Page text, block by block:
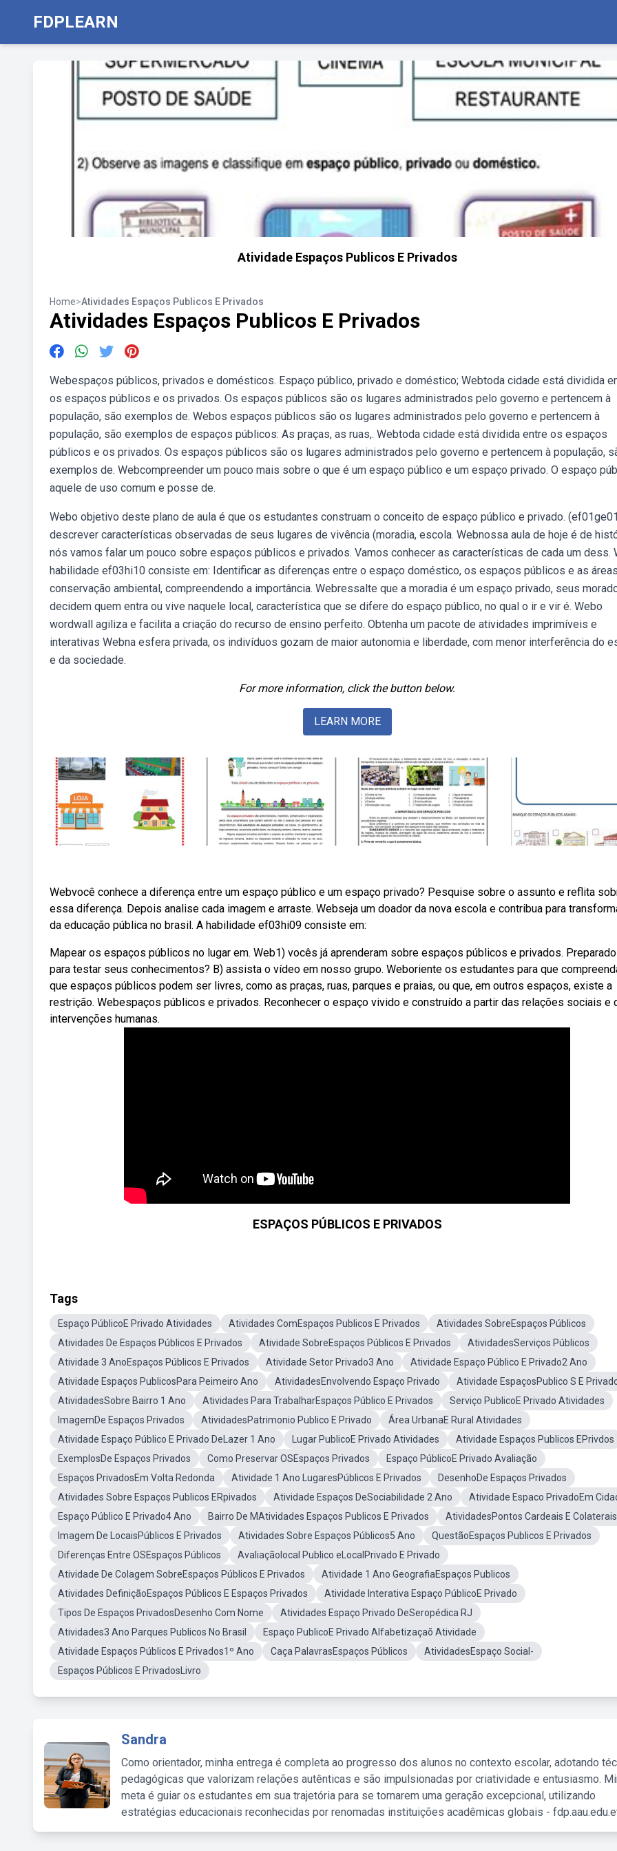
FDPLEARN
Atividade Espaços Publicos E Privados
Home>Atividades Espaços Publicos E Privados
Atividades Espaços Publicos E Privados
Webespaços públicos, privados e domésticos. Espaço público, privado e doméstico; Webtoda cidade está dividida
os espaços públicos e os privados. Os espaços públicos são os lugares administrados pelo governo e pertencem à
população, são exemplos de. Webos espaços públicos são os lugares administrados pelo governo e pertencem à
população, são exemplos de espaços públicos: As praças, as ruas,. Webtoda cidade está dividida entre os espaços
públicos e os privados. Os espaços públicos são os lugares administrados pelo governo e pertencem à população,
exemplos de. Webcompreender um pouco mais sobre o que é um espaço público e um espaço privado. O espaço
aquele de uso comum e posse de.
Webo objetivo deste plano de aula é que os estudantes construam o conceito de espaço público e privado.
descrever características observadas de seus lugares de vivência (moradia, escola. Webnossa aula de hoje é de
nós vamos falar um pouco sobre espaços públicos e privados. Vamos conhecer as características de cada um dess.
habilidade ef03hi10 consiste em: Identificar as diferenças entre o espaço doméstico, os espaços públicos e as
conservação ambiental, compreendendo a importância. Webressalte que a moradia é um espaço privado, seus
decidem quem entra ou vive naquele local, característica que se difere do espaço público, no qual o ir e vir é. Webo
wordwall agiliza e facilita a criação do recurso de ensino perfeito. Obtenha um pacote de atividades imprimíveis e
interativas Webna esfera privada, os indivíduos gozam de maior autonomia e liberdade, com menor interferência do
e da sociedade.
For more information, click the button below.
LEARN MORE
Webvocê conhece a diferença entre um espaço público e um espaço privado? Pesquise sobre o assunto e reflita
essa diferença. Depois analise cada imagem e arraste. Webseja um doador da nova escola e contribua para
da educação pública no brasil. A habilidade ef03hi09 consiste em:
Mapear os espaços públicos no lugar em. Web1) vocês já aprenderam sobre espaços públicos e privados.
para testar seus conhecimentos? B) assista o vídeo em nosso grupo. Weboriente os estudantes para que
que espaços públicos podem ser livres, como as praças, ruas, parques e praias, ou que, em outros espaços, existe a
restrição. Webespaços públicos e privados. Reconhecer o espaço vivido e construído a partir das relações sociais e
intervenções humanas.
ESPAÇOS PÚBLICOS E PRIVADOS
Tags
Espaço PúblicoE Privado Atividades Atividades ComEspaços Publicos E Privados
Atividades SobreEspaços Públicos
Atividades De Espaços Públicos E Privados
Atividade SobreEspaços Públicos E Privados
AtividadesServiços Públicos
Atividade 3 AnoEspaços Públicos E Privados
Atividade Setor Privado3 Ano
Atividade Espaço Público E Privado2 Ano
Atividade Espaços PublicosPara Peimeiro Ano
AtividadesEnvolvendo Espaço Privado
Atividade EspaçosPublico S E
AtividadesSobre Bairro 1 Ano
Atividades Para TrabalharEspaços Público E Privados
Serviço PublicoE Privado Atividades
ImagemDe Espaços Privados
AtividadesPatrimonio Publico E Privado
Área UrbanaE Rural Atividades
Atividade Espaço Público E Privado DeLazer 1 Ano
Lugar PublicoE Privado Atividades
Atividade Espaços Publicos EPrivdos
ExemplosDe Espaços Privados
Como Preservar OSEspaços Privados
Espaço PúblicoE Privado Avaliação
Espaços PrivadosEm Volta Redonda
Atividade 1 Ano LugaresPúblicos E Privados
DesenhoDe Espaços Privados
Atividades Sobre Espaços Publicos ERpivados
Atividade Espaços DeSociabilidade 2 Ano
Atividade Espaco PrivadoEm
Espaço Público E Privado4 Ano
Bairro De MAtividades Espaços Publicos E Privados
AtividadesPontos Cardeais E Colaterais
Imagem De LocaisPúblicos E Privados
Atividades Sobre Espaços Públicos5 Ano
QuestãoEspaços Publicos E Privados
Diferenças Entre OSEspaços Públicos
Avaliaçãolocal Publico eLocalPrivado E Privado
Atividade De Colagem SobreEspaços Públicos E Privados
Atividade 1 Ano GeografiaEspaços Publicos
Atividades DefiniçãoEspaços Públicos E Espaços Privados
Atividade Interativa Espaço PúblicoE Privado
Tipos De Espaços PrivadosDesenho Com Nome
Atividades Espaço Privado DeSeropédica RJ
Atividades3 Ano Parques Publicos No Brasil
Espaço PublicoE Privado Alfabetizaçaõ Atividade
Atividade Espaços Públicos E Privados1º Ano
Caça PalavrasEspaços Públicos
AtividadesEspaço Social-
Espaços Públicos E PrivadosLivro
Sandra
Como orientador, minha entrega é completa ao progresso dos alunos no contexto escolar, adotando
pedagógicas que valorizam relações autênticas e são impulsionadas por criatividade e entusiasmo.
meta é guiar os estudantes em sua trajetória para se tornarem uma geração excepcional, utilizando
estratégias educacionais reconhecidas por renomadas instituições acadêmicas globais -